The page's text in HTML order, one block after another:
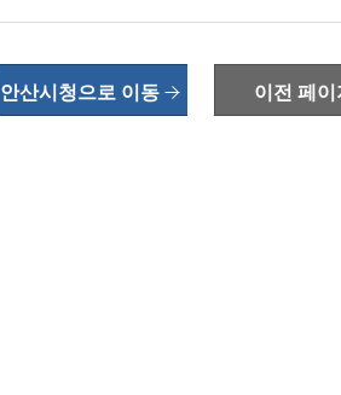
안산시청으로 이동 이전 페이